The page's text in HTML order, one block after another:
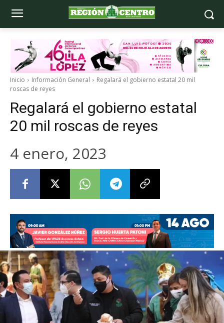
Inicio Información General
Regalará el gobierno estatal 20 mil
roscas de reyes
Regalará el gobierno estatal
20 mil roscas de reyes
4 enero, 2023